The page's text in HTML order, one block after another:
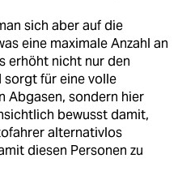
sich aber auf die
eine maximale Anzahl an
erhöht nicht nur den
für eine volle
Abgasen, sondern hier
bewusst damit,
alternativlos
diesen Personen zu